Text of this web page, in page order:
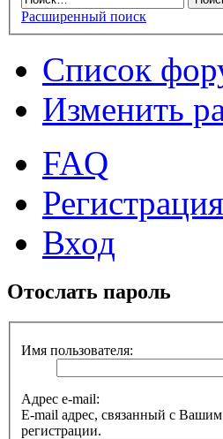
Расширенный поиск
Список
Изменить
FAQ
Регистрация
Вход
Отослать пароль
Имя пользователя:
Адрес e-mail:
E-mail адрес, связанный с
регистрации.